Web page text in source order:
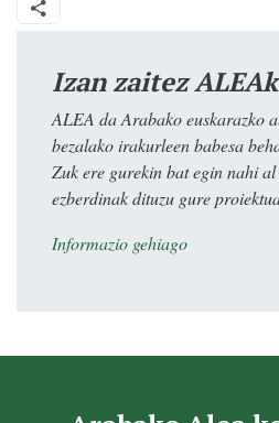
Izan zaitez
ALEA da Arabako euskarazko
bezalako irakurleen babesa
Zuk ere gurekin bat egin nahi
ezberdinak dituzu gure
Informazio gehiago